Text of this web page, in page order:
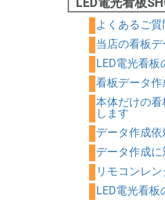
よくあるご質
当店の看板
LED電光看板
看板データ作
本体だけの
します
データ作成
データ作成
リモコンレ
LED電光看板